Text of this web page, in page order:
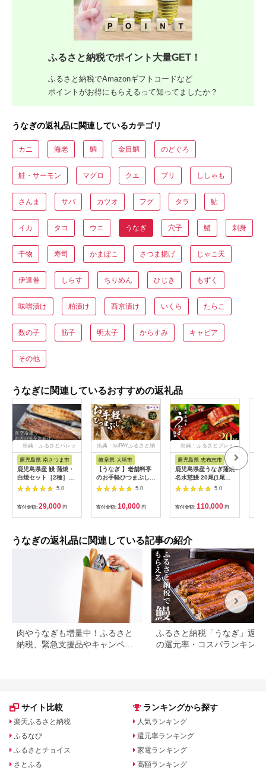
ふるさと納税でポイント大量GET！
ふるさと納税でAmazonギフトコードなど
ポイントがお得にもらえるって知ってましたか？
うなぎの返礼品に関連しているカテゴリ
カニ 海老 鯛 金目鯛 のどぐろ
鮭・サーモン マグロ クエ ブリ ししゃも
さんま サバ カツオ フグ タラ 鮎
イカ タコ ウニ うなぎ 穴子 鱧 刺身
干物 寿司 かまぼこ さつま揚げ じゃこ天
伊達巻 しらす ちりめん ひじき もずく
味噌漬け 粕漬け 西京漬け いくら たらこ
数の子 筋子 明太子 からすみ キャビア
その他
うなぎに関連しているおすすめの返礼品
出典：ふるさとパレッ
ト
鹿児島県 南さつま市
鹿児島県産 鰻 蒲焼・
白焼セット［2種］う
なぎ専門店「万のせ」
加工品 詰め合わせ 詰
合わ ギフト 贈答 贈り
物 手土産 御祝 お祝い
鹿児島うなぎ 鰻 ウナ
の日 蒲焼き 白焼き う
な重 たれ だし 山椒
5.0
寄付金額: 29,000 円
出典：auPAYふるさと納
税
岐阜県 大垣市
【うなぎ 】老舗料亭
のお手軽ひつまぶし
国産 鰻 ごはん たれ
出汁つき 冷蔵便 1人
分 国産鰻 国産うなぎ
うな重 ひつまぶし 冷
蔵 ギフト プレゼント
るだけ 10000円 1万
円 料理店 玉子屋別館
玉辰楼 岐阜県 大垣市
5.0
寄付金額: 10,000 円
出典：ふるさとプレミ
アム
鹿児島県 志布志市
鹿児島県産うなぎ蒲焼
名水慈鰻 20尾(1尾約
160g)＜計約3.2kg＞
5.0
寄付金額: 110,000 円
うなぎの返礼品に関連している記事の紹介
肉やうなぎも増量中！ふるさと
納税、緊急支援品やキャンペー
ふるさと納税「うなぎ」返礼
の還元率・コスパランキング
サイト比較
楽天ふるさと納税
ふるなび
ふるさとチョイス
さとふる
ランキングから探す
人気ランキング
還元率ランキング
家電ランキング
高額ランキング